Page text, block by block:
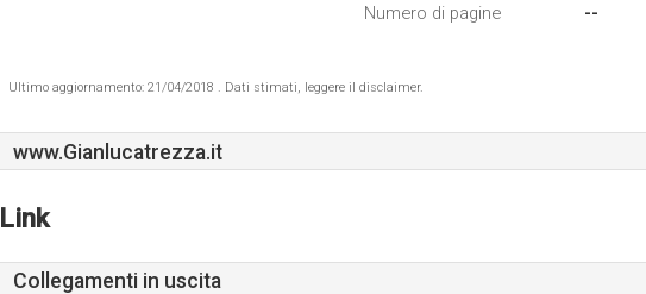
Numero di pagine --
Ultimo aggiornamento: 21/04/2018 . Dati stimati, leggere il disclaimer.
www.Gianlucatrezza.it
Link
Collegamenti in uscita